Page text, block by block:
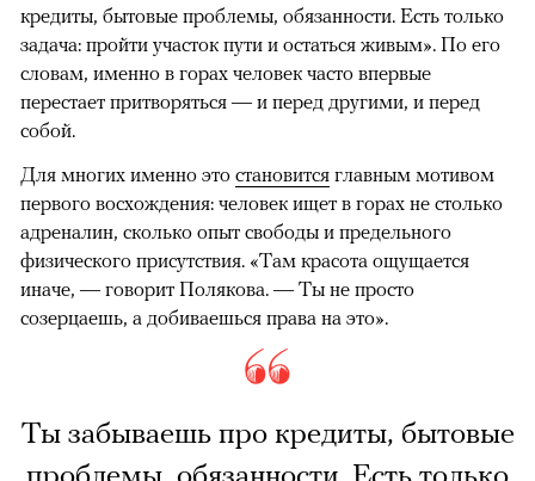
кредиты, бытовые проблемы, обязанности. Есть только
задача: пройти участок пути и остаться живым». По его
словам, именно в горах человек часто впервые
перестает притворяться — и перед другими, и перед
собой.
Для многих именно это становится главным мотивом
первого восхождения: человек ищет в горах не столько
адреналин, сколько опыт свободы и предельного
физического присутствия. «Там красота ощущается
иначе, — говорит Полякова. — Ты не просто
созерцаешь, а добиваешься права на это».
Ты забываешь про кредиты, бытовые